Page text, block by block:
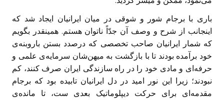
باری با برجام شور و شوقی در میان ایرانیان ایجاد شد که
اینجانب از شرح و وصف آن جدّاً ناتوان هستم. همینقدر بگویم
که شمار ایرانیان صاحب تخصصی که درصدد بستن باروبنه‌ی
خود برآمده بودند تا با بازگشت به میهن‌شان سرمایه‌ی علمی و
حرفه‌ای و مادی خود را در راه سازندگی ایران صرف کنند، کم
نبودند؛ زیرا این نور امید در دل ایرانیان تابیده بود که برجام
مقدمه‌ای برای حرکت دیپلوماتیک بعدی ‏ست، تا مانده‌ی